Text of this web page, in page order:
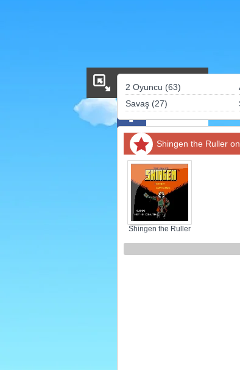
Sosyal
Facebook
Twitter
Instagram
Pinterest
2 Oyuncu (63)
Savaş (27)
Shingen the Ruller
Shingen the Ruller